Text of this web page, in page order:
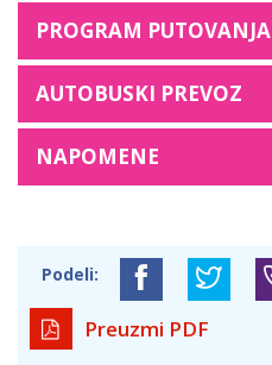
PROGRAM PUTOVANJA
AUTOBUSKI PREVOZ
NAPOMENE
Podeli:
Preuzmi PDF